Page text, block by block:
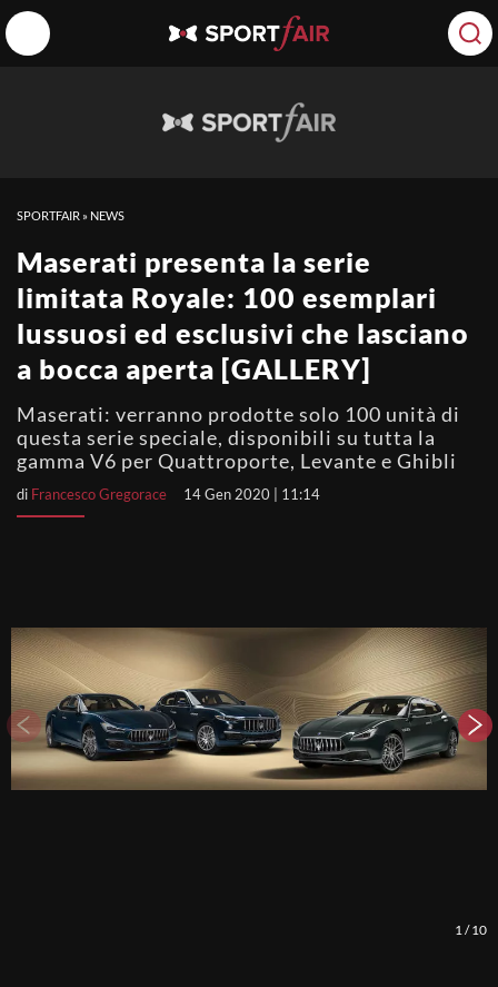
SPORTFAIR » NEWS
Maserati presenta la serie
limitata Royale: 100 esemplari
lussuosi ed esclusivi che lasciano
a bocca aperta [GALLERY]
Maserati: verranno prodotte solo 100 unità di
questa serie speciale, disponibili su tutta la
gamma V6 per Quattroporte, Levante e Ghibli
di Francesco Gregorace 14 Gen 2020 | 11:14
1 /10